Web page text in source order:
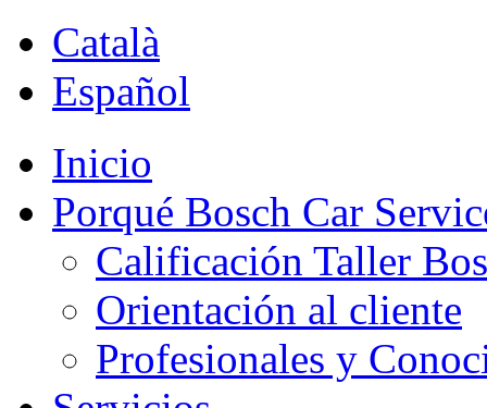
Català
Español
Inicio
Porqué Bosch Car
Calificación Taller
Orientación al cliente
Profesionales y